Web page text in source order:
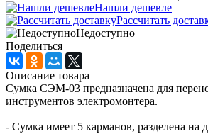
Нашли дешевле
Рассчитать
Недоступно
Поделиться
Описание товара
Сумка СЭМ-03 предназначена для
инструментов электромонтера.
- Сумка имеет 5 карманов, разделена на